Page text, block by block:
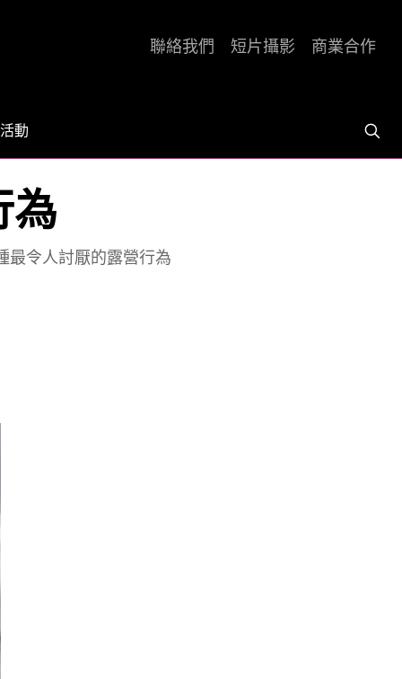
活動
聯絡我們 短片攝影 商業合作
為
最令人討厭的露營行為